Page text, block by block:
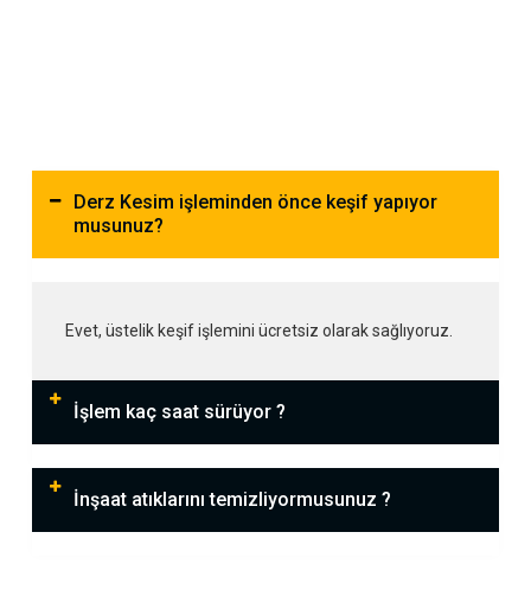
Derz Kesim işleminden önce keşif yapıyor
musunuz?
Evet, üstelik keşif işlemini ücretsiz olarak sağlıyoruz.
İşlem kaç saat sürüyor ?
İnşaat atıklarını temizliyormusunuz ?